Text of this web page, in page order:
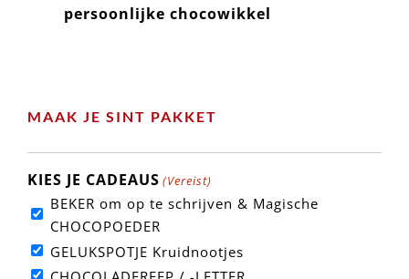
persoonlijke chocowikkel
MAAK JE SINT PAKKET
KIES JE CADEAUS (Vereist)
BEKER om op te schrijven & Magische
CHOCOPOEDER
GELUKSPOTJE Kruidnootjes